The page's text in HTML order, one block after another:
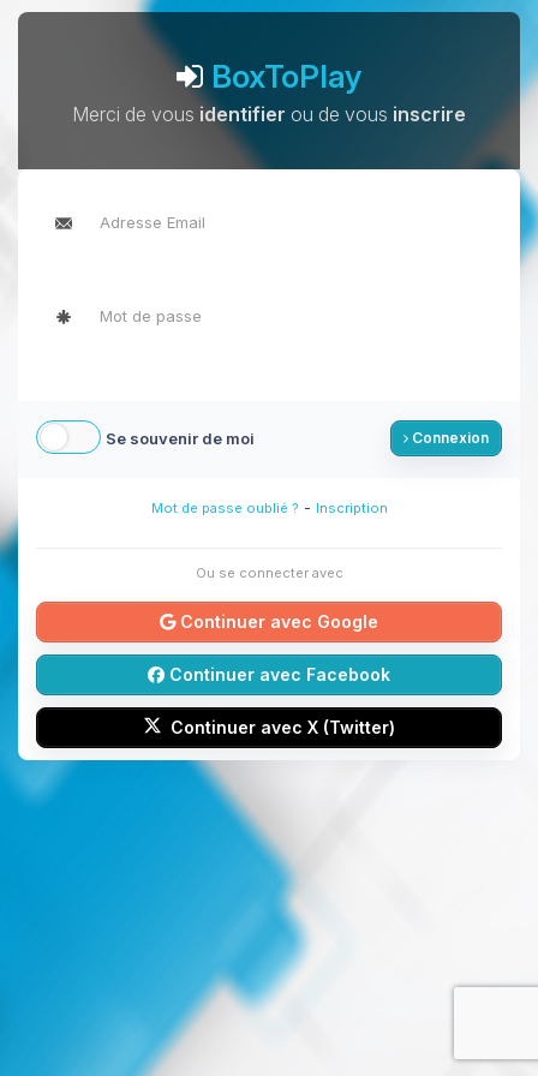
BoxToPlay
Merci de vous identifier ou de vous inscrire
Se souvenir de moi Connexion
Mot de passe oublié ? - Inscription
Ou se connecter avec
Continuer avec Google
Continuer avec Facebook
Continuer avec X (Twitter)